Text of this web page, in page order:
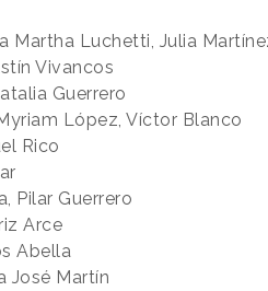
Martha Luchetti, Julia
Vivancos
Guerrero
López, Víctor Blanco
Rico
Pilar Guerrero
Arce
Abella
José Martín